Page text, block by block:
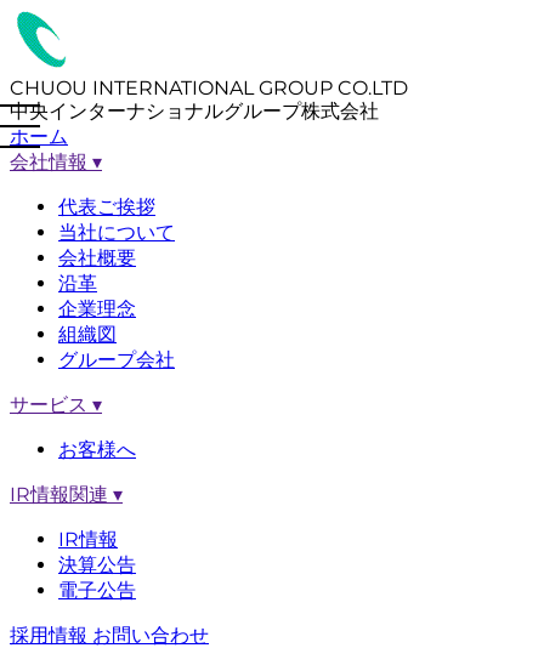
CHUOU INTERNATIONAL GROUP CO.LTD
中央インターナショナルグループ株式会社
ホーム
会社情報 ▾
代表ご挨拶
当社について
会社概要
沿革
企業理念
組織図
グループ会社
サービス ▾
お客様へ
IR情報関連 ▾
IR情報
決算公告
電子公告
採用情報 お問い合わせ